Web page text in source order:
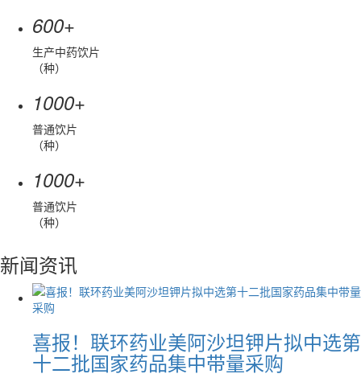
600+
生产中药饮片
（种）
1000+
普通饮片
（种）
1000+
普通饮片
（种）
新闻资讯
喜报！联环药业美阿沙坦钾片拟中选第
十二批国家药品集中带量采购